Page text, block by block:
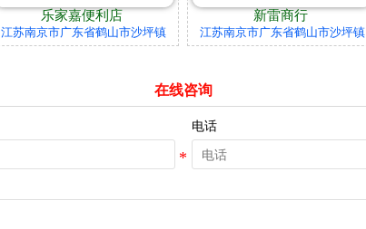
乐家嘉便利店
江苏南京市广东省鹤山市沙坪镇
新雷商行
江苏南京市广东省鹤山市沙坪镇
在线咨询
电话